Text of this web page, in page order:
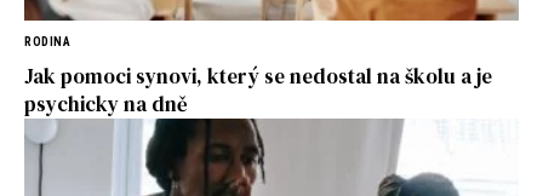
RODINA
Jak pomoci synovi, který se nedostal na školu a je
psychicky na dně